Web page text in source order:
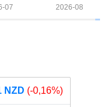
2026-08
07
NZD (-0,16%)